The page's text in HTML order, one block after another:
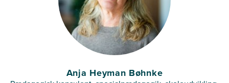
Anja Heyman Bøhnke